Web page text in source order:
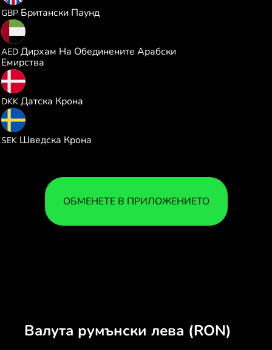
GBP Британски Паунд
AED Дирхам На Обединените Арабски
Емирства
DKK Датска Крона
SEK Шведска Крона
ОБМЕНЕТЕ В ПРИЛОЖЕНИЕТО
Валута румънски лева (RON)